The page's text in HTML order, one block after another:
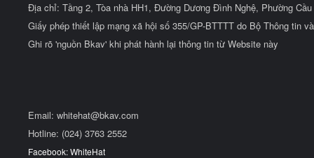
Địa chỉ: Tầng 2, Tòa nhà HH1, Đường Dương Đình Nghệ, Phường
Giấy phép thiết lập mạng xã hội số 355/GP-BTTTT do Bộ Thông tin
Ghi rõ 'nguồn Bkav' khi phát hành lại thông tin từ Website này
Email: whitehat@bkav.com
Hotline: (024) 3763 2552
Facebook: WhiteHat